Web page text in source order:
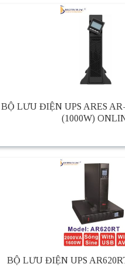
BỘ LƯU ĐIỆN UPS ARES
(1000W)
BỘ LƯU ĐIỆN UPS